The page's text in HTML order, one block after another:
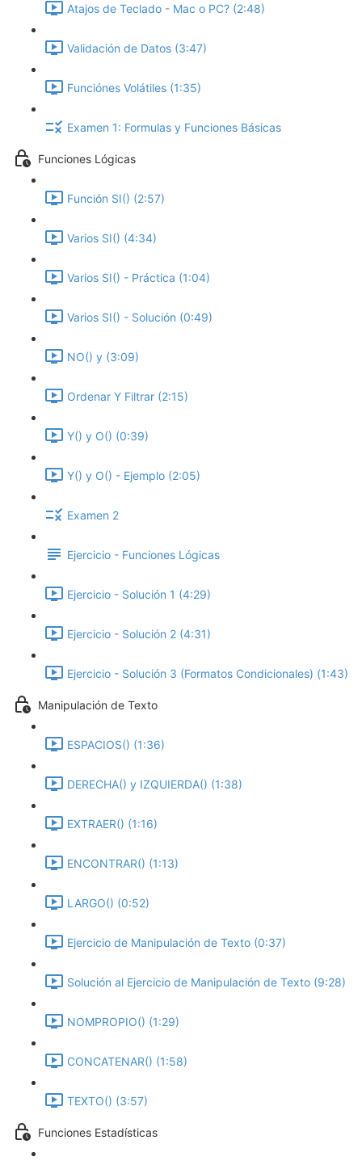
Atajos de Teclado - Mac o PC? (2:48)
Validación de Datos (3:47)
Funciónes Volátiles (1:35)
Examen 1: Formulas y Funciones Básicas
Funciones Lógicas
Función SI() (2:57)
Varios SI() (4:34)
Varios SI() - Práctica (1:04)
Varios SI() - Solución (0:49)
NO() y (3:09)
Ordenar Y Filtrar (2:15)
Y() y O() (0:39)
Y() y O() - Ejemplo (2:05)
Examen 2
Ejercicio - Funciones Lógicas
Ejercicio - Solución 1 (4:29)
Ejercicio - Solución 2 (4:31)
Ejercicio - Solución 3 (Formatos Condicionales) (1:43)
Manipulación de Texto
ESPACIOS() (1:36)
DERECHA() y IZQUIERDA() (1:38)
EXTRAER() (1:16)
ENCONTRAR() (1:13)
LARGO() (0:52)
Ejercicio de Manipulación de Texto (0:37)
Solución al Ejercicio de Manipulación de Texto (9:28)
NOMPROPIO() (1:29)
CONCATENAR() (1:58)
TEXTO() (3:57)
Funciones Estadísticas